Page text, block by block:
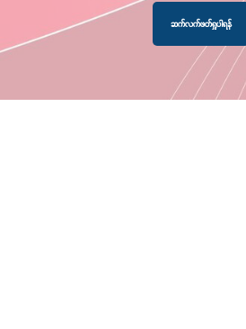
ဆက်လက်ဖတ်ရှုပါရန်